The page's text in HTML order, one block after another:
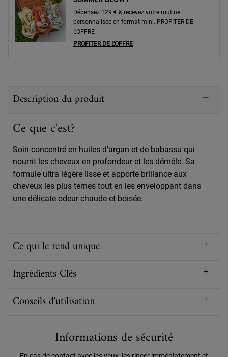
Dépensez 129 € & recevez votre routine
personnalisée en format mini. PROFITER DE
L'OFFRE
PROFITER DE L'OFFRE
Description du produit
Ce que c'est?
Soin concentré en huiles d’argan et de babassu qui
nourrit les cheveux en profondeur et les démêle. Sa
formule ultra légère lisse et apporte brillance aux
cheveux les plus ternes tout en les enveloppant dans
une délicate odeur chaude et boisée.
Ce qui le rend unique
Ingrédients Clés
Conseils d'utilisation
Informations de sécurité